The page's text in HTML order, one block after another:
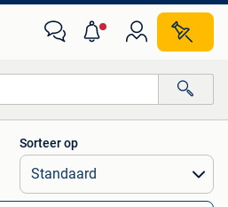
Sorteer op